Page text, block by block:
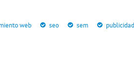
web seo sem